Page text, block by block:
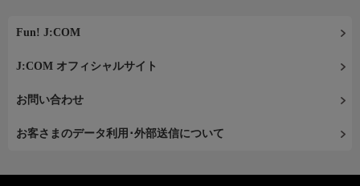
Fun! J:COM
J:COM オフィシャルサイト
お問い合わせ
お客さまのデータ利用･外部送信について